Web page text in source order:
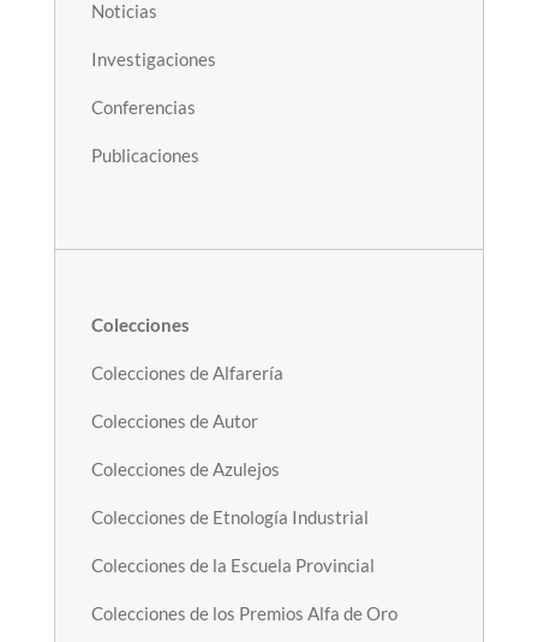
Noticias
Investigaciones
Conferencias
Publicaciones
Colecciones
Colecciones de Alfarería
Colecciones de Autor
Colecciones de Azulejos
Colecciones de Etnología Industrial
Colecciones de la Escuela Provincial
Colecciones de los Premios Alfa de Oro